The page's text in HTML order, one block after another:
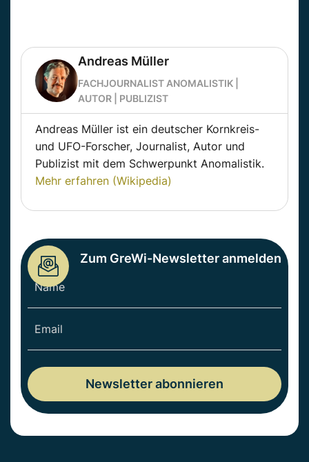
Andreas Müller
FACHJOURNALIST ANOMALISTIK |
AUTOR | PUBLIZIST
Andreas Müller ist ein deutscher Kornkreis-
und UFO-Forscher, Journalist, Autor und
Publizist mit dem Schwerpunkt Anomalistik.
Mehr erfahren (Wikipedia)
Zum GreWi-Newsletter anmelden